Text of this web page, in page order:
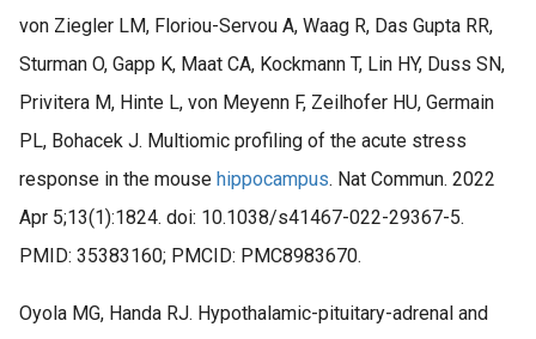
von Ziegler LM, Floriou-Servou A, Waag R, Das Gupta RR,
Sturman O, Gapp K, Maat CA, Kockmann T, Lin HY, Duss SN,
Privitera M, Hinte L, von Meyenn F, Zeilhofer HU, Germain
PL, Bohacek J. Multiomic profiling of the acute stress
response in the mouse hippocampus. Nat Commun. 2022
Apr 5;13(1):1824. doi: 10.1038/s41467-022-29367-5.
PMID: 35383160; PMCID: PMC8983670.
Oyola MG, Handa RJ. Hypothalamic-pituitary-adrenal and